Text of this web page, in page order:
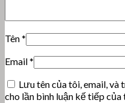
Tên*
Email*
Lưu tên của tôi, email,
cho lần bình luận kế tiếp của